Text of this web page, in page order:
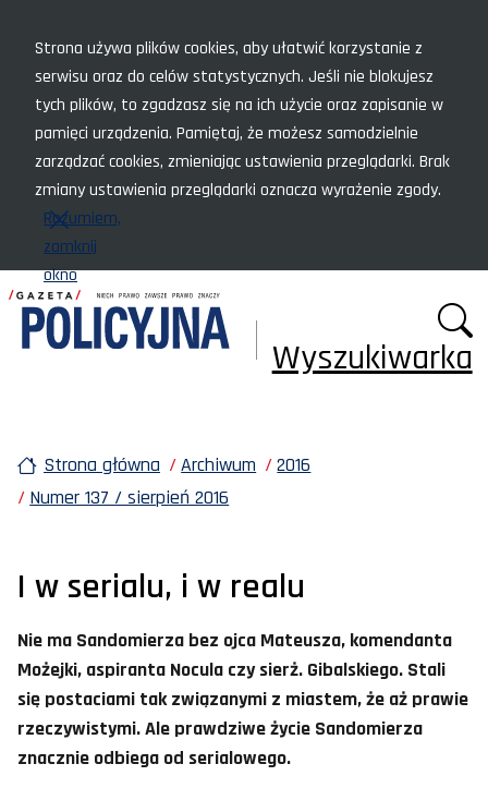
Strona używa plików cookies, aby ułatwić korzystanie z
serwisu oraz do celów statystycznych. Jeśli nie blokujesz
tych plików, to zgadzasz się na ich użycie oraz zapisanie w
pamięci urządzenia. Pamiętaj, że możesz samodzielnie
zarządzać cookies, zmieniając ustawienia przeglądarki. Brak
zmiany ustawienia przeglądarki oznacza wyrażenie zgody.
Rozumiem,
zamknij
okno
Wyszukiwarka
Strona główna Archiwum
2016
Numer 137 / sierpień 2016
I w serialu, i w realu
Nie ma Sandomierza bez ojca Mateusza, komendanta
Możejki, aspiranta Nocula czy sierż. Gibalskiego. Stali
się postaciami tak związanymi z miastem, że aż prawie
rzeczywistymi. Ale prawdziwe życie Sandomierza
znacznie odbiega od serialowego.